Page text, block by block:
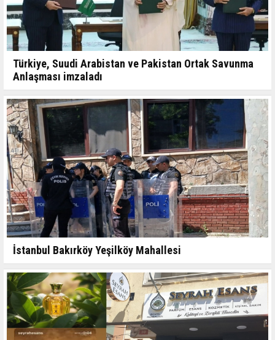
Türkiye, Suudi Arabistan ve Pakistan Ortak Savunma
Anlaşması imzaladı
İstanbul Bakırköy Yeşilköy Mahallesi